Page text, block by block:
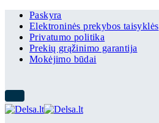
Paskyra
Elektroninės prekybos taisyklės
Privatumo politika
Prekių grąžinimo garantija
Mokėjimo būdai